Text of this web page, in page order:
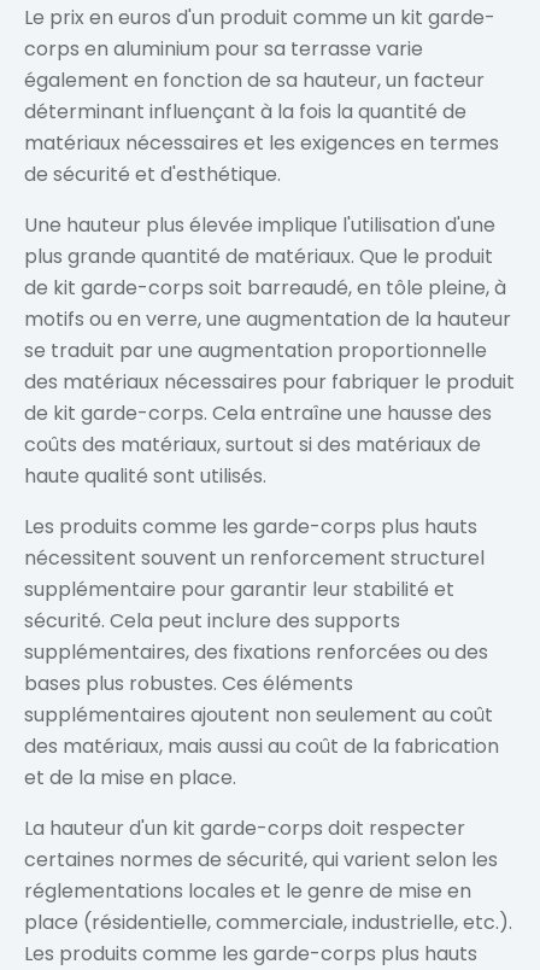
Le prix en euros d'un produit comme un kit garde-
corps en aluminium pour sa terrasse varie
également en fonction de sa hauteur, un facteur
déterminant influençant à la fois la quantité de
matériaux nécessaires et les exigences en termes
de sécurité et d'esthétique.
Une hauteur plus élevée implique l'utilisation d'une
plus grande quantité de matériaux. Que le produit
de kit garde-corps soit barreaudé, en tôle pleine, à
motifs ou en verre, une augmentation de la hauteur
se traduit par une augmentation proportionnelle
des matériaux nécessaires pour fabriquer le produit
de kit garde-corps. Cela entraîne une hausse des
coûts des matériaux, surtout si des matériaux de
haute qualité sont utilisés.
Les produits comme les garde-corps plus hauts
nécessitent souvent un renforcement structurel
supplémentaire pour garantir leur stabilité et
sécurité. Cela peut inclure des supports
supplémentaires, des fixations renforcées ou des
bases plus robustes. Ces éléments
supplémentaires ajoutent non seulement au coût
des matériaux, mais aussi au coût de la fabrication
et de la mise en place.
La hauteur d'un kit garde-corps doit respecter
certaines normes de sécurité, qui varient selon les
réglementations locales et le genre de mise en
place (résidentielle, commerciale, industrielle, etc.).
Les produits comme les garde-corps plus hauts